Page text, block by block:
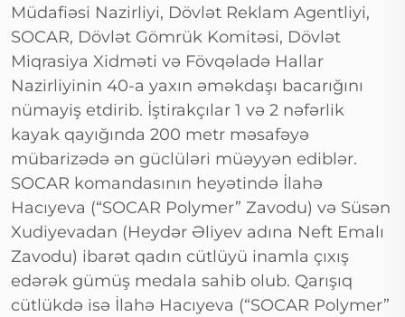
Müdafiəsi Nazirliyi, Dövlət Reklam Agentliyi,
SOCAR, Dövlət Gömrük Komitəsi, Dövlət
Miqrasiya Xidməti və Fövqəladə Hallar
Nazirliyinin 40-a yaxın əməkdaşı bacarığını
nümayiş etdirib. İştirakçılar 1 və 2 nəfərlik
kayak qayığında 200 metr məsafəyə
mübarizədə ən güclüləri müəyyən ediblər.
SOCAR komandasının heyətində İlahə
Hacıyeva (“SOCAR Polymer” Zavodu) və Süsən
Xudiyevadan (Heydər Əliyev adına Neft Emalı
Zavodu) ibarət qadın cütlüyü inamla çıxış
edərək gümüş medala sahib olub. Qarışıq
cütlükdə isə İlahə Hacıyeva (“SOCAR Polymer”